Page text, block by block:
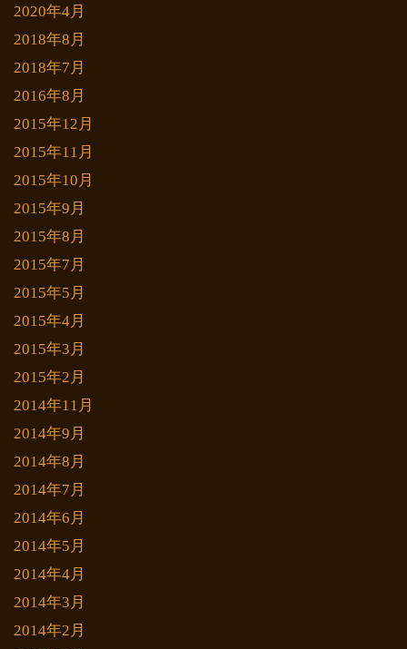
2020年4月
2018年8月
2018年7月
2016年8月
2015年12月
2015年11月
2015年10月
2015年9月
2015年8月
2015年7月
2015年5月
2015年4月
2015年3月
2015年2月
2014年11月
2014年9月
2014年8月
2014年7月
2014年6月
2014年5月
2014年4月
2014年3月
2014年2月